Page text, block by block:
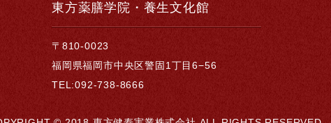
東方薬膳学院・養生文化館
〒810-0023
福岡県福岡市中央区警固1丁目6−56
TEL:092-738-8666